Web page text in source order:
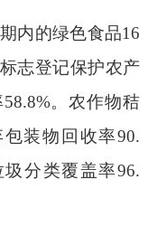
内的绿色食品16
志登记保护农产
58.8%。农作物秸
包装物回收率90.
圾分类覆盖率96.